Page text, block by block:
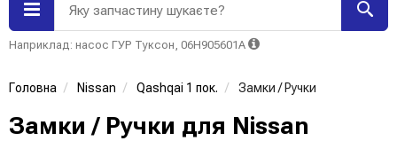
Яку запчастину шукаєте?
Наприклад: насос ГУР Туксон, 06H905601A
Головна Nissan Qashqai 1 пок. Замки / Ручки
Замки / Ручки для Nissan